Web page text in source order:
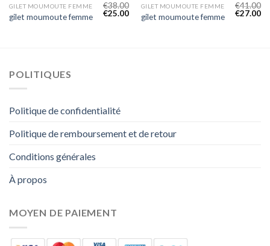
GILET MOUMOUTE FEMME
gilet moumoute femme
€38.00
€25.00
GILET MOUMOUTE FEMME
gilet moumoute femme
€41.00
€27.00
POLITIQUES
Politique de confidentialité
Politique de remboursement et de retour
Conditions générales
À propos
MOYEN DE PAIEMENT